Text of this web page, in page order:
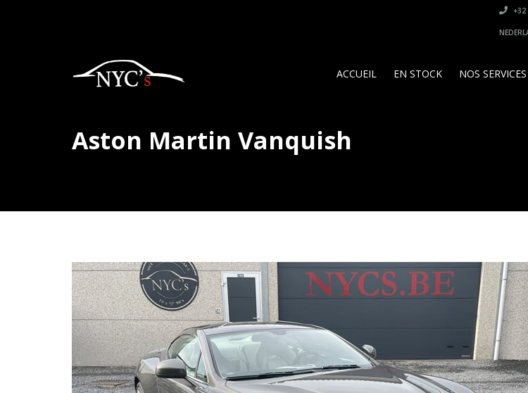
ACCUEIL EN STOCK NOS SERVICES
Aston Martin Vanquish